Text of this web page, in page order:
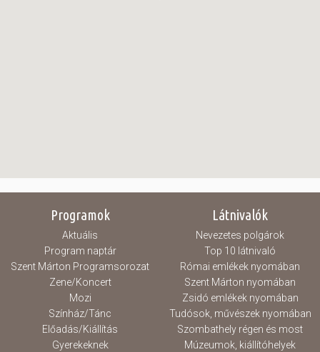
Programok
Aktuális
Program naptár
Szent Márton Programsorozat
Zene/Koncert
Mozi
Színház/Tánc
Előadás/Kiállítás
Gyerekeknek
Látnivalók
Nevezetes polgárok
Top 10 látnivaló
Római emlékek nyomában
Szent Márton nyomában
Zsidó emlékek nyomában
Tudósok, művészek nyomában
Szombathely régen és most
Múzeumok, kiállítóhelyek